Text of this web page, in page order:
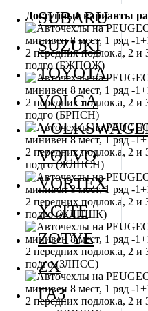
Доступные варианты
SUBARU
SUZUKI
TOYOTA
VOLGA
VOLVO
VORTEX
XCITE
ZOTYE
ZX
ГАЗ